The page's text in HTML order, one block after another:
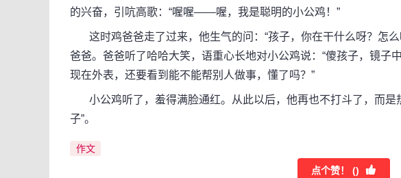
的兴奋，引吭高歌：“喔喔——喔，我是聪明的小公鸡！”
这时鸡爸爸走了过来，他生气的问：“孩子，你在干什么呀？怎么
爸爸。爸爸听了哈哈大笑，语重心长地对小公鸡说：“傻孩子，镜子
现在外表，还要看到能不能帮别人做事，懂了吗？”
小公鸡听了，羞得满脸通红。从此以后，他再也不打斗了，而是
子”。
作文
点个赞！ ()